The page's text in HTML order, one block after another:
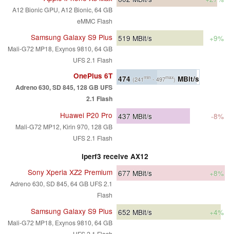
A12 Bionic GPU, A12 Bionic, 64 GB
eMMC Flash
Samsung Galaxy S9 Plus
Mali-G72 MP18, Exynos 9810, 64 GB
UFS 2.1 Flash
519 MBit/s +9%
OnePlus 6T
Adreno 630, SD 845, 128 GB UFS
2.1 Flash
474 (241min - 497max)MBit/s
Huawei P20 Pro
Mali-G72 MP12, Kirin 970, 128 GB
UFS 2.1 Flash
437 MBit/s -8%
iperf3 receive AX12
Sony Xperia XZ2 Premium
Adreno 630, SD 845, 64 GB UFS 2.1
Flash
677 MBit/s +8%
Samsung Galaxy S9 Plus
Mali-G72 MP18, Exynos 9810, 64 GB
652 MBit/s +4%